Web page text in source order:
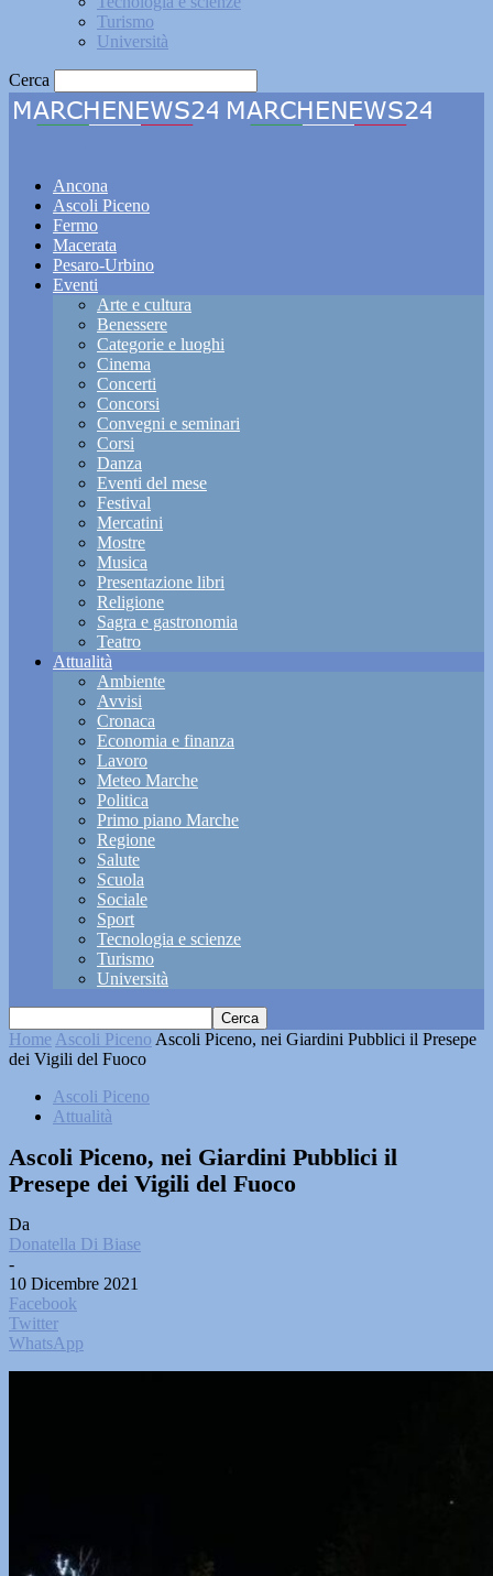
Turismo
Università
Cerca
Ancona
Ascoli Piceno
Fermo
Macerata
Pesaro-Urbino
Eventi
Arte e cultura
Benessere
Categorie e luoghi
Cinema
Concerti
Concorsi
Convegni e seminari
Corsi
Danza
Eventi del mese
Festival
Mercatini
Mostre
Musica
Presentazione libri
Religione
Sagra e gastronomia
Teatro
Attualità
Ambiente
Avvisi
Cronaca
Economia e finanza
Lavoro
Meteo Marche
Politica
Primo piano Marche
Regione
Salute
Scuola
Sociale
Sport
Tecnologia e scienze
Turismo
Università
Home Ascoli Piceno Ascoli Piceno, nei Giardini Pubblici il Presepe
dei Vigili del Fuoco
Ascoli Piceno
Attualità
Ascoli Piceno, nei Giardini Pubblici il
Presepe dei Vigili del Fuoco
Da
Donatella Di Biase
-
10 Dicembre 2021
Facebook
Twitter
WhatsApp